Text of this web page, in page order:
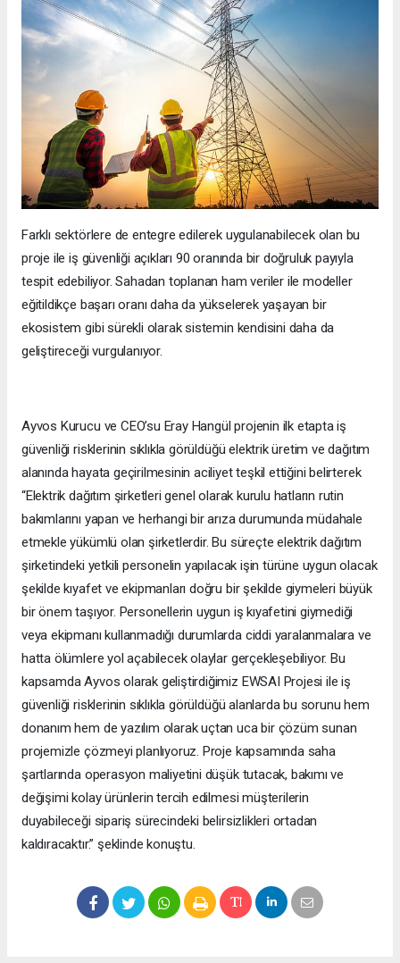
Farklı sektörlere de entegre edilerek uygulanabilecek olan bu
proje ile iş güvenliği açıkları 90 oranında bir doğruluk payıyla
tespit edebiliyor. Sahadan toplanan ham veriler ile modeller
eğitildikçe başarı oranı daha da yükselerek yaşayan bir
ekosistem gibi sürekli olarak sistemin kendisini daha da
geliştireceği vurgulanıyor.
Ayvos Kurucu ve CEO’su Eray Hangül projenin ilk etapta iş
güvenliği risklerinin sıklıkla görüldüğü elektrik üretim ve dağıtım
alanında hayata geçirilmesinin aciliyet teşkil ettiğini belirterek
“Elektrik dağıtım şirketleri genel olarak kurulu hatların rutin
bakımlarını yapan ve herhangi bir arıza durumunda müdahale
etmekle yükümlü olan şirketlerdir. Bu süreçte elektrik dağıtım
şirketindeki yetkili personelin yapılacak işin türüne uygun olacak
şekilde kıyafet ve ekipmanları doğru bir şekilde giymeleri büyük
bir önem taşıyor. Personellerin uygun iş kıyafetini giymediği
veya ekipmanı kullanmadığı durumlarda ciddi yaralanmalara ve
hatta ölümlere yol açabilecek olaylar gerçekleşebiliyor. Bu
kapsamda Ayvos olarak geliştirdiğimiz EWSAI Projesi ile iş
güvenliği risklerinin sıklıkla görüldüğü alanlarda bu sorunu hem
donanım hem de yazılım olarak uçtan uca bir çözüm sunan
projemizle çözmeyi planlıyoruz. Proje kapsamında saha
şartlarında operasyon maliyetini düşük tutacak, bakımı ve
değişimi kolay ürünlerin tercih edilmesi müşterilerin
duyabileceği sipariş sürecindeki belirsizlikleri ortadan
kaldıracaktır.” şeklinde konuştu.